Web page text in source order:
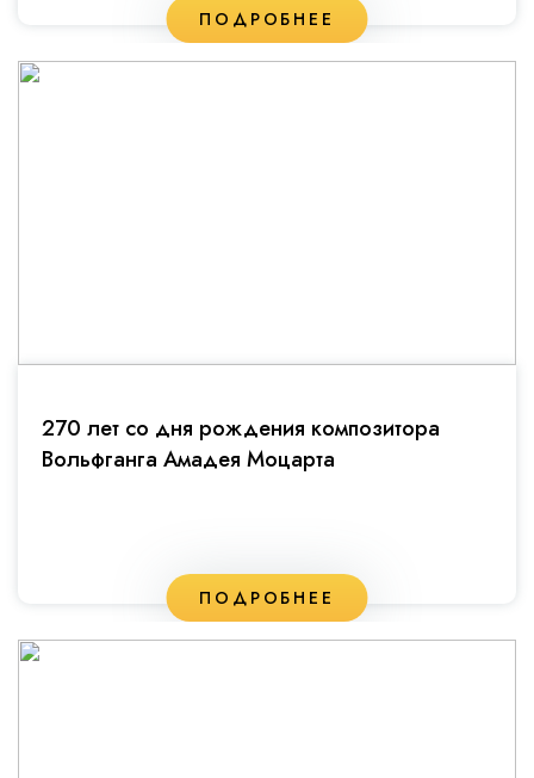
ПОДРОБНЕЕ
270 лет со дня рождения композитора
Вольфганга Амадея Моцарта
ПОДРОБНЕЕ